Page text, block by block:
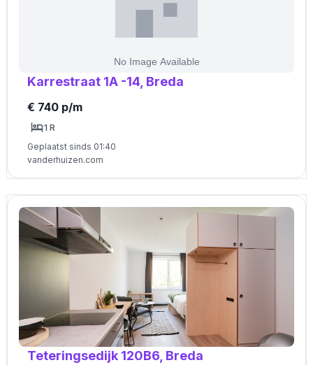
Karrestraat 1A -14, Breda
€ 740 p/m
1 R
Geplaatst sinds 01:40
vanderhuizen.com
Teteringsedijk 120B6, Breda